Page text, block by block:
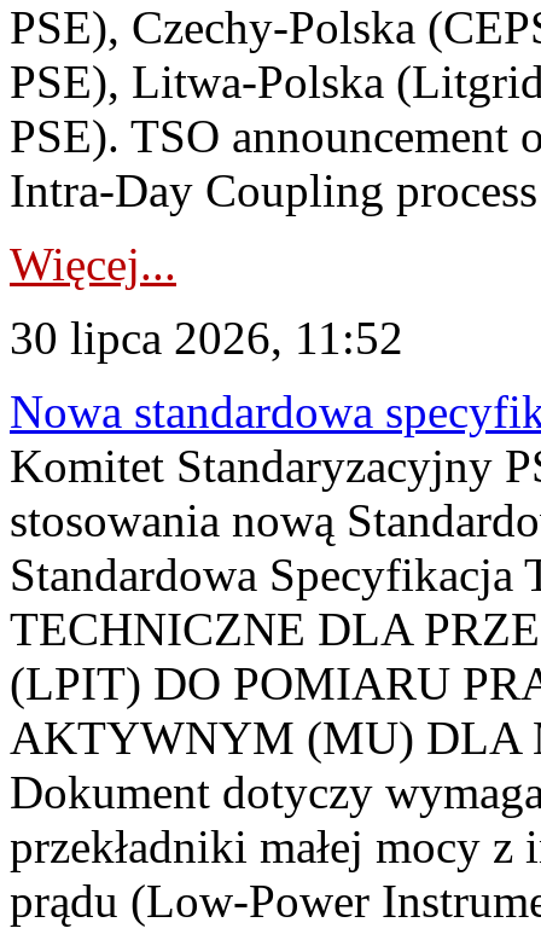
PSE), Czechy-Polska
PSE), Litwa-Polska
PSE). TSO announcement
Intra-Day Coupling
Więcej...
30 lipca 2026, 11:52
Nowa standardowa
Komitet Standaryzacyjny
stosowania nową
Standardowa
TECHNICZNE DLA
(LPIT) DO POMIARU
AKTYWNYM (MU) DLA
Dokument dotyczy
przekładniki małej mocy
prądu (Low-Power